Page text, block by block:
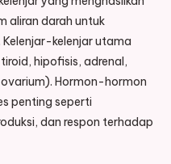
aliran darah untuk
kelenjar utama
hipofisis, adrenal,
Hormon-hormon
penting seperti
dan respon terhadap